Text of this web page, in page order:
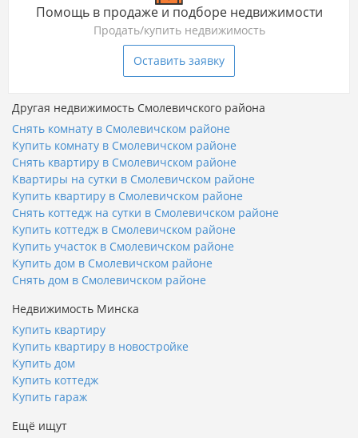
Помощь в продаже и подборе недвижимости
Продать/купить недвижимость
Оставить заявку
Другая недвижимость Смолевичского района
Снять комнату в Смолевичском районе
Купить комнату в Смолевичском районе
Снять квартиру в Смолевичском районе
Квартиры на сутки в Смолевичском районе
Купить квартиру в Смолевичском районе
Снять коттедж на сутки в Смолевичском районе
Купить коттедж в Смолевичском районе
Купить участок в Смолевичском районе
Купить дом в Смолевичском районе
Снять дом в Смолевичском районе
Недвижимость Минска
Купить квартиру
Купить квартиру в новостройке
Купить дом
Купить коттедж
Купить гараж
Ещё ищут